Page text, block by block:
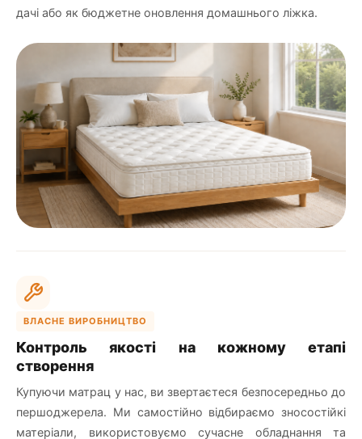
дачі або як бюджетне оновлення домашнього ліжка.
ВЛАСНЕ ВИРОБНИЦТВО
Контроль якості на кожному етапі
створення
Купуючи матрац у нас, ви звертаєтеся безпосередньо до
першоджерела. Ми самостійно відбираємо зносостійкі
матеріали, використовуємо сучасне обладнання та